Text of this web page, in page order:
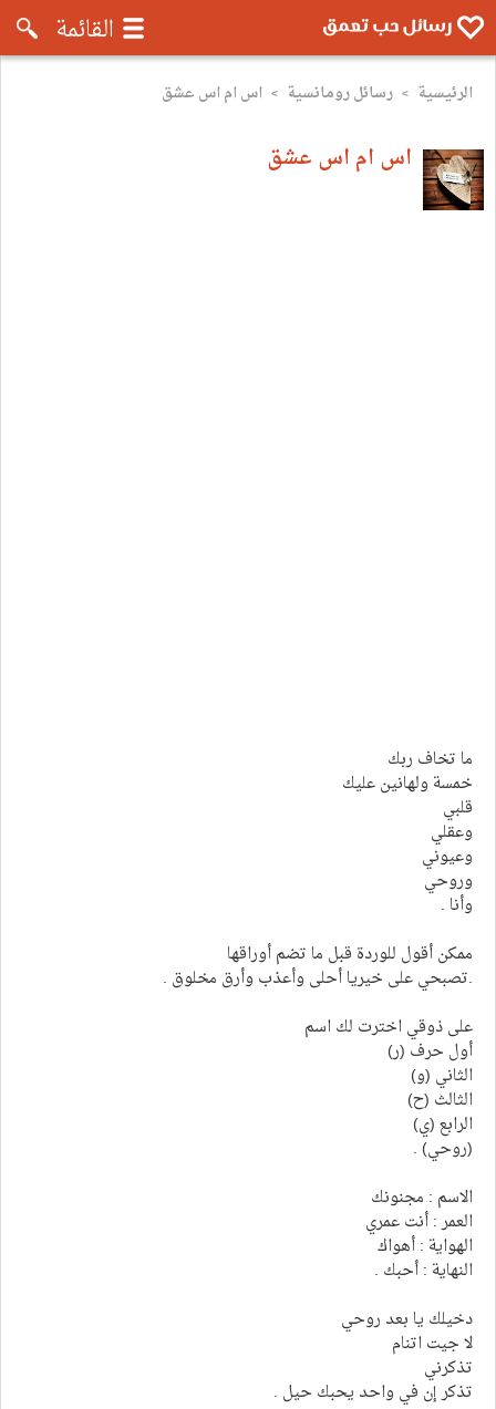
رسائل موبايل تعمق - رسائل حب
القائمة
الرئيسية > رسائل رومانسية > اس ام اس عشق
اس ام اس عشق
ما تخاف ربك
خمسة ولهانين عليك
قلبي
وعقلي
وعيوني
وروحي
وأنا .
ممكن أقول للوردة قبل ما تضم أوراقها
.تصبحي على خيريا أحلى وأعذب وأرق مخلوق .
على ذوقي اخترت لك اسم
أول حرف (ر)
الثاني (و)
الثالث (ح)
الرابع (ي)
(روحي) .
الاسم : مجنونك
العمر : أنت عمري
الهواية : أهواك
النهاية : أحبك .
دخيلك يا بعد روحي
لا جيت اتنام
تذكرني
تذكر إن في واحد يحبك حيل .